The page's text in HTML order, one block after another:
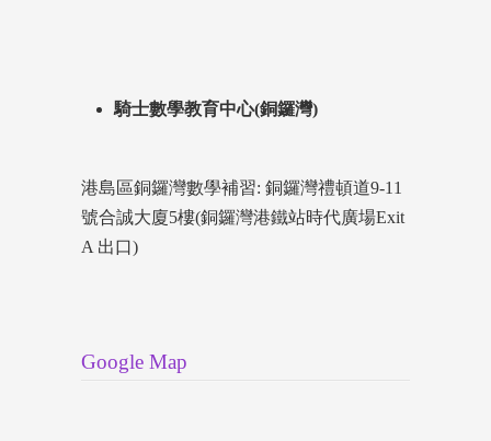
騎士數學教育中心(銅鑼灣)
港島區銅鑼灣數學補習: 銅鑼灣禮頓道9-11
號合誠大廈5樓(銅鑼灣港鐵站時代廣場Exit
A 出口)
Google Map